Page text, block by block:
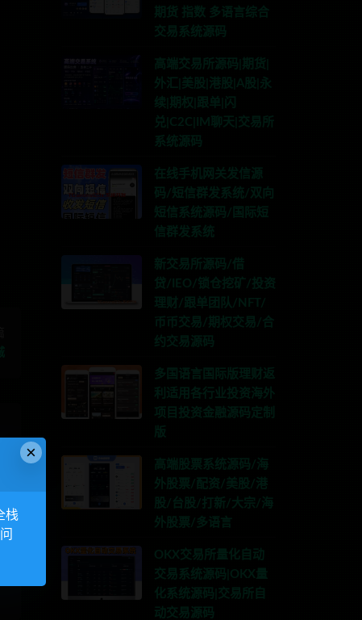
开联系TG:anons123x
期货 指数 多语言综合
交易系统源码
高端交易所源码|期货|
外汇|美股|港股|A股|永
续|期权|跟单|闪
兑|C2C|IM聊天|交易所
系统源码
在线手机网关发信源
码/短信群发系统/双向
短信系统源码/国际短
信群发系统
新交易所源码/借
贷/IEO/锁仓挖矿/投资
理财/跟单团队/NFT/
币币交易/期权交易/合
约交易源码
多国语言国际版理财返
利适用各行业投资海外
项目投资金融源码定制
版
高端股票系统源码/海
外股票/配资/美股/港
股/台股/打新/大宗/海
外股票/多语言
OKX交易所量化自动
交易系统源码|OKX量
化系统源码|交易所自
动交易源码
×
栈